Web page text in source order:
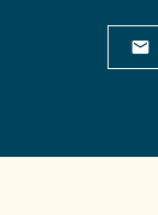
mail